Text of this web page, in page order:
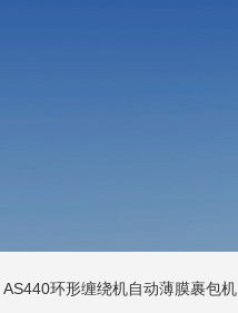
AS440环形缠绕机自动薄膜裹包机